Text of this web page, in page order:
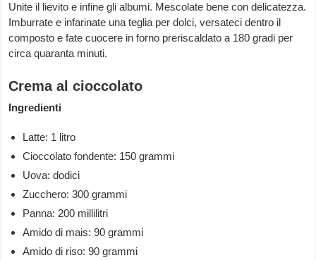
Unite il lievito e infine gli albumi. Mescolate bene con delicatezza.
Imburrate e infarinate una teglia per dolci, versateci dentro il
composto e fate cuocere in forno preriscaldato a 180 gradi per
circa quaranta minuti.
Crema al cioccolato
Ingredienti
Latte: 1 litro
Cioccolato fondente: 150 grammi
Uova: dodici
Zucchero: 300 grammi
Panna: 200 millilitri
Amido di mais: 90 grammi
Amido di riso: 90 grammi